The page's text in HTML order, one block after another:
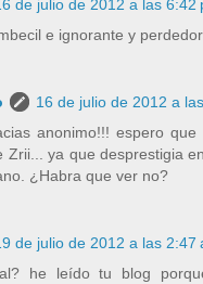
de julio de 2012 a las 6:42
e ignorante y
16 de julio de 2012 a
anonimo!!! espero
Zrii... ya que desprestigia
¿Habra que ver no?
de julio de 2012 a las 2:47
he leído tu blog